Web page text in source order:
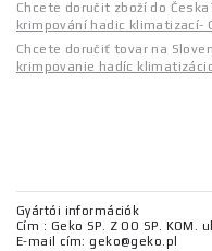
Chcete doručit zboží do
krimpování hadic klimatizací-
Chcete doručiť tovar na
krimpovanie hadíc
Gyártói információk
Cím : Geko SP. Z OO SP.
E-mail cím: geko@geko.pl